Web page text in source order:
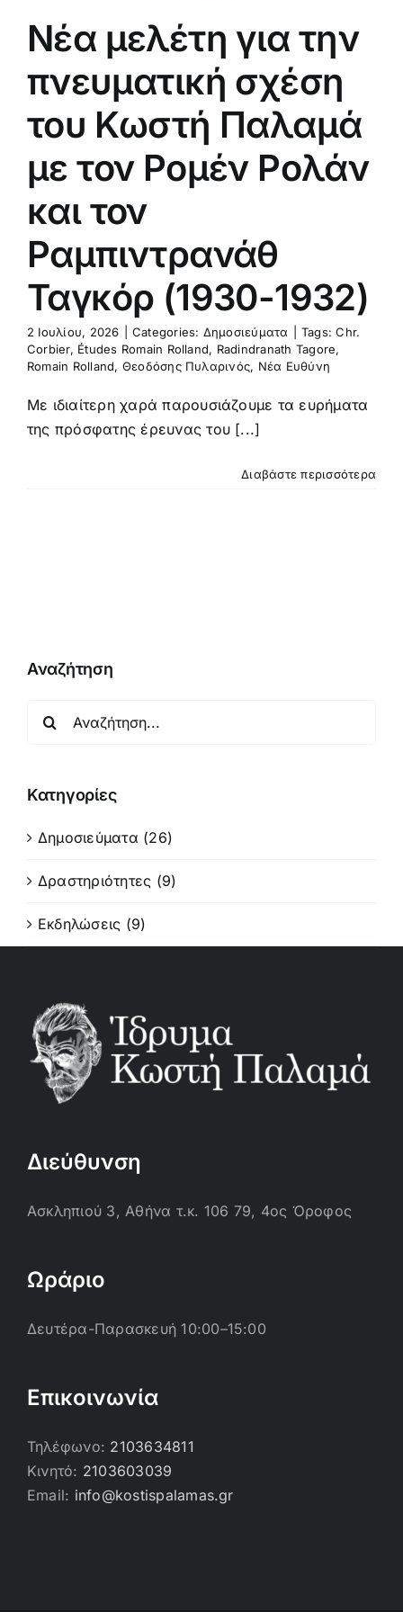
1932)Νέα μελέτη για την
πνευματική σχέση
του Κωστή Παλαμά
με τον Ρομέν Ρολάν
και τον
Ραμπιντρανάθ
Ταγκόρ (1930-1932)
2 Ιουλίου, 2026 Categories: Δημοσιεύματα Tags:Chr.
Corbier, Études Romain Rolland, Radindranath Tagore,
Romain Rolland, Θεοδόσης Πυλαρινός, Νέα Ευθύνη
Με ιδιαίτερη χαρά παρουσιάζουμε τα ευρήματα
της πρόσφατης έρευνας του [...]
Διαβάστε περισσότερα
Αναζήτηση
Κατηγορίες
Δημοσιεύματα (26)
Δραστηριότητες (9)
Εκδηλώσεις (9)
Διεύθυνση
Ασκληπιού 3, Αθήνα τ.κ. 106 79, 4ος Όροφος
Ωράριο
Δευτέρα-Παρασκευή 10:00–15:00
Επικοινωνία
Τηλέφωνο: 2103634811
Κινητό: 2103603039
Email: info@kostispalamas.gr